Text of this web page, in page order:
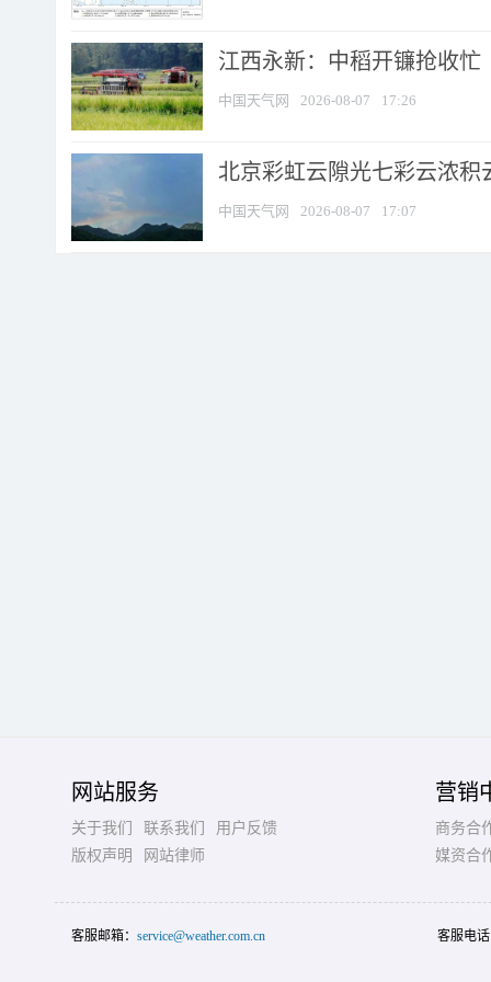
江西永新：中稻开镰抢收忙
中国天气网 2026-08-07 17:26
北京彩虹云隙光七彩云浓积
中国天气网 2026-08-07 17:07
网站服务
关于我们 联系我们
用户反馈
版权声明
网站律师
营销
商务合
媒资合
客服邮箱： service@weather.com.cn 客服电